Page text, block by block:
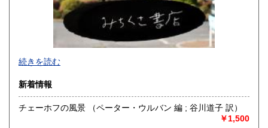
1,410円 大分県
1,410円 鹿児島県
沖縄県
続きを読む
新着情報
チェーホフの風景 （ペーター・ウルバン 編 ; 谷川道子 訳）
￥1,500